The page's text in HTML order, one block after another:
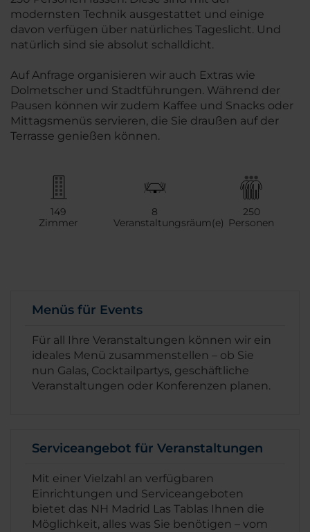
modernsten Technik ausgestattet und einige
davon verfügen über natürliches Tageslicht. Und
natürlich sind sie absolut schalldicht.
Auf Anfrage organisieren wir auch Extras wie
Dolmetscher und Stadtführungen. Während der
Pausen können wir zudem Kaffee und Snacks oder
Mittagsmenüs servieren, die Sie draußen auf der
Terrasse genießen können.
149
Zimmer
8
Veranstaltungsräum(e)
250
Personen
Menüs für Events
Für all Ihre Veranstaltungen können wir ein
ideales Menü zusammenstellen – ob Sie
nun Galas, Cocktailpartys, geschäftliche
Veranstaltungen oder Konferenzen planen.
Serviceangebot für Veranstaltungen
Mit einer Vielzahl an verfügbaren
Einrichtungen und Serviceangeboten
bietet das NH Madrid Las Tablas Ihnen die
Möglichkeit, alles was Sie benötigen – vom